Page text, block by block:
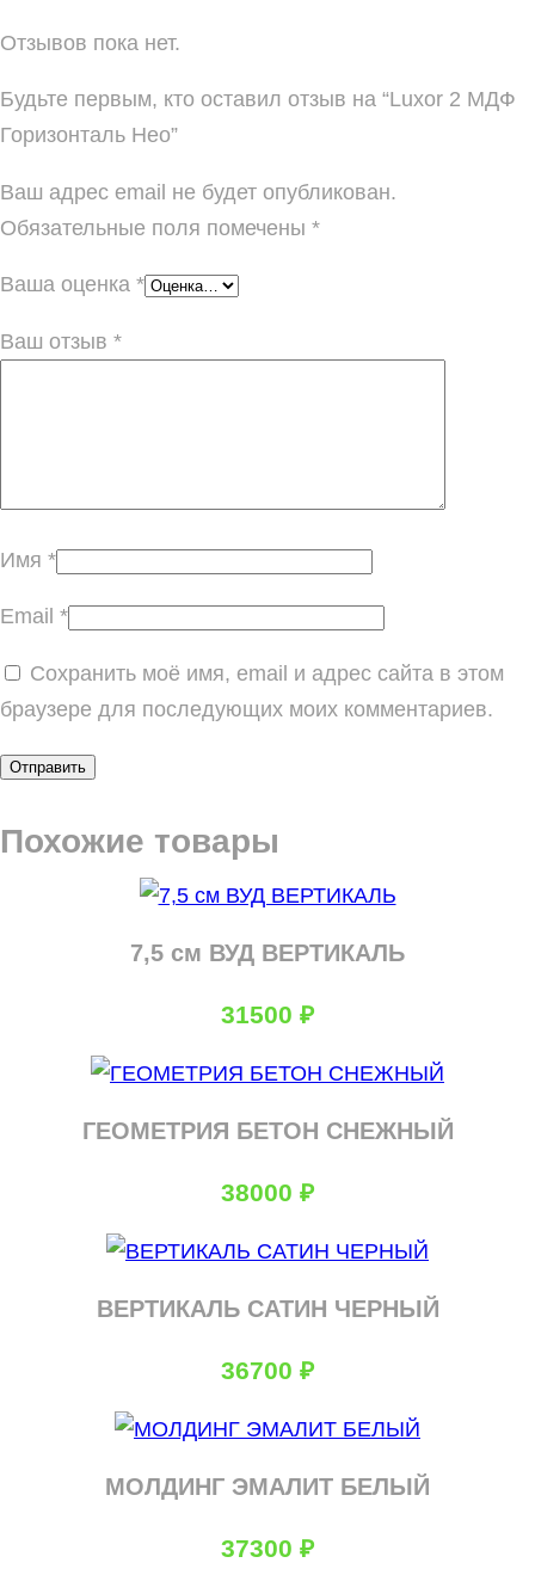
Отзывов пока нет.
Будьте первым, кто оставил отзыв на “Luxor 2 МДФ
Горизонталь Нео”
Ваш адрес email не будет опубликован.
Обязательные поля помечены *
Ваша оценка *
Ваш отзыв *
Имя *
Email *
Сохранить моё имя, email и адрес сайта в этом
браузере для последующих моих комментариев.
Похожие товары
7,5 см ВУД ВЕРТИКАЛЬ
31500 ₽
ГЕОМЕТРИЯ БЕТОН СНЕЖНЫЙ
38000 ₽
ВЕРТИКАЛЬ САТИН ЧЕРНЫЙ
36700 ₽
МОЛДИНГ ЭМАЛИТ БЕЛЫЙ
37300 ₽